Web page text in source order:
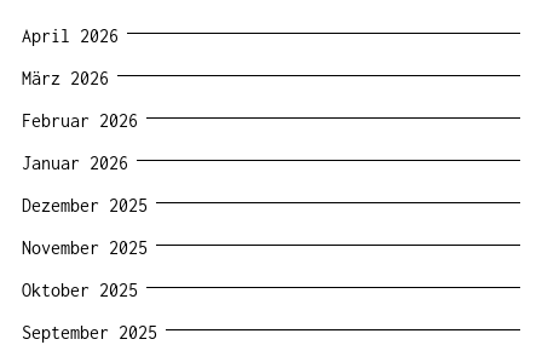
April 2026
März 2026
Februar 2026
Januar 2026
Dezember 2025
November 2025
Oktober 2025
September 2025